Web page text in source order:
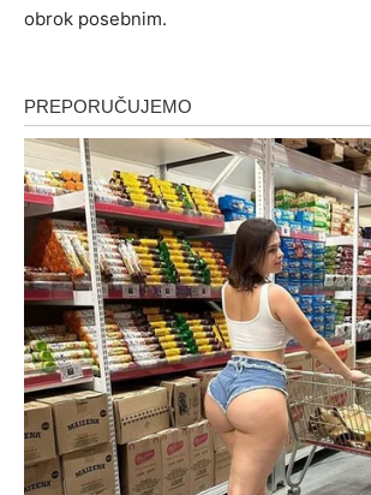
obrok posebnim.